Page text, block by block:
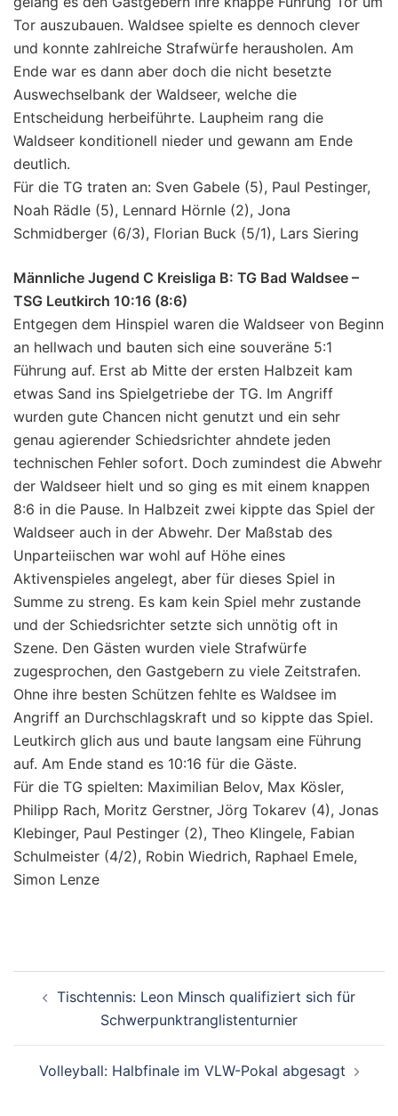
Tor auszubauen. Waldsee spielte es dennoch clever
und konnte zahlreiche Strafwürfe herausholen. Am
Ende war es dann aber doch die nicht besetzte
Auswechselbank der Waldseer, welche die
Entscheidung herbeiführte. Laupheim rang die
Waldseer konditionell nieder und gewann am Ende
deutlich.
Für die TG traten an: Sven Gabele (5), Paul Pestinger,
Noah Rädle (5), Lennard Hörnle (2), Jona
Schmidberger (6/3), Florian Buck (5/1), Lars Siering
Männliche Jugend C Kreisliga B: TG Bad Waldsee –
TSG Leutkirch 10:16 (8:6)
Entgegen dem Hinspiel waren die Waldseer von Beginn
an hellwach und bauten sich eine souveräne 5:1
Führung auf. Erst ab Mitte der ersten Halbzeit kam
etwas Sand ins Spielgetriebe der TG. Im Angriff
wurden gute Chancen nicht genutzt und ein sehr
genau agierender Schiedsrichter ahndete jeden
technischen Fehler sofort. Doch zumindest die Abwehr
der Waldseer hielt und so ging es mit einem knappen
8:6 in die Pause. In Halbzeit zwei kippte das Spiel der
Waldseer auch in der Abwehr. Der Maßstab des
Unparteiischen war wohl auf Höhe eines
Aktivenspieles angelegt, aber für dieses Spiel in
Summe zu streng. Es kam kein Spiel mehr zustande
und der Schiedsrichter setzte sich unnötig oft in
Szene. Den Gästen wurden viele Strafwürfe
zugesprochen, den Gastgebern zu viele Zeitstrafen.
Ohne ihre besten Schützen fehlte es Waldsee im
Angriff an Durchschlagskraft und so kippte das Spiel.
Leutkirch glich aus und baute langsam eine Führung
auf. Am Ende stand es 10:16 für die Gäste.
Für die TG spielten: Maximilian Belov, Max Kösler,
Philipp Rach, Moritz Gerstner, Jörg Tokarev (4), Jonas
Klebinger, Paul Pestinger (2), Theo Klingele, Fabian
Schulmeister (4/2), Robin Wiedrich, Raphael Emele,
Simon Lenze
Tischtennis: Leon Minsch qualifiziert sich für
Schwerpunktranglistenturnier
Volleyball: Halbfinale im VLW-Pokal abgesagt